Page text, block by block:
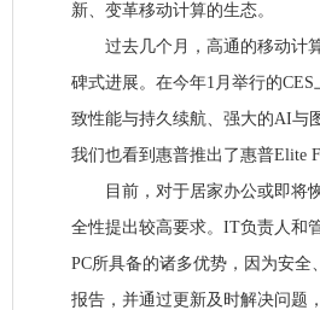
新、变革移动计算的生态。
过去几个月，高通的移动计算
碑式进展。在今年1月举行的
致性能与持久续航、强大的AI与
我们也看到惠普推出了惠普Elite
目前，对于居家办公或即将恢
全性提出较高要求。IT负责人和
PC所具备的诸多优势，因为安
报告，并通过更新及时解决问题